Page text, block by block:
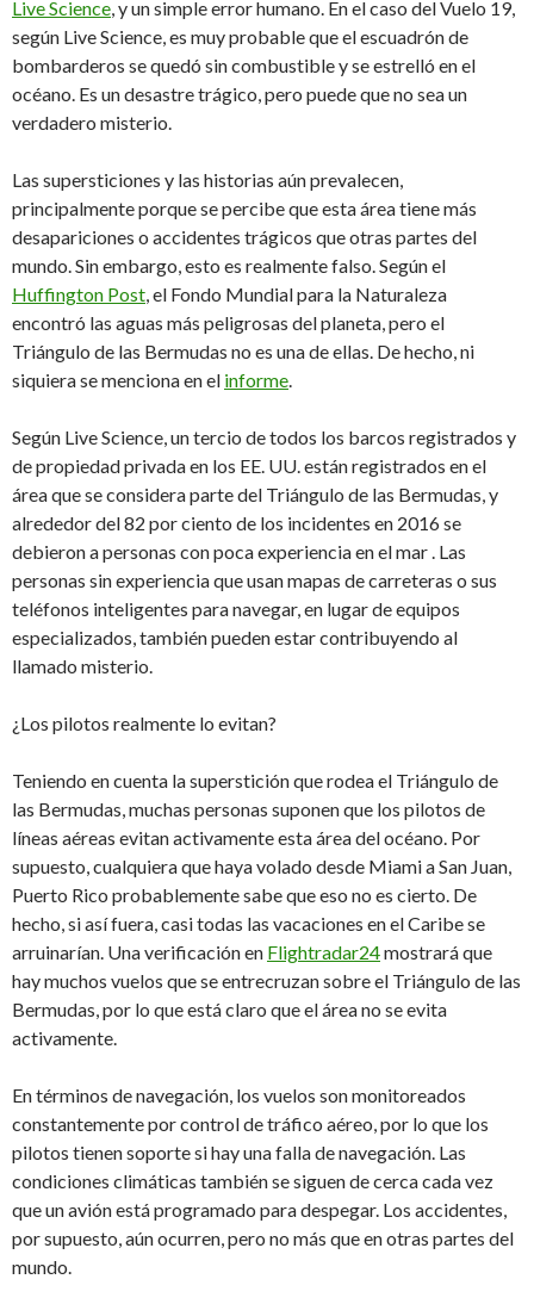
Live Science, y un simple error humano. En el caso del Vuelo 19,
según Live Science, es muy probable que el escuadrón de
bombarderos se quedó sin combustible y se estrelló en el
océano. Es un desastre trágico, pero puede que no sea un
verdadero misterio.
Las supersticiones y las historias aún prevalecen,
principalmente porque se percibe que esta área tiene más
desapariciones o accidentes trágicos que otras partes del
mundo. Sin embargo, esto es realmente falso. Según el
Huffington Post, el Fondo Mundial para la Naturaleza
encontró las aguas más peligrosas del planeta, pero el
Triángulo de las Bermudas no es una de ellas. De hecho, ni
siquiera se menciona en el informe.
Según Live Science, un tercio de todos los barcos registrados y
de propiedad privada en los EE. UU. están registrados en el
área que se considera parte del Triángulo de las Bermudas, y
alrededor del 82 por ciento de los incidentes en 2016 se
debieron a personas con poca experiencia en el mar . Las
personas sin experiencia que usan mapas de carreteras o sus
teléfonos inteligentes para navegar, en lugar de equipos
especializados, también pueden estar contribuyendo al
llamado misterio.
¿Los pilotos realmente lo evitan?
Teniendo en cuenta la superstición que rodea el Triángulo de
las Bermudas, muchas personas suponen que los pilotos de
líneas aéreas evitan activamente esta área del océano. Por
supuesto, cualquiera que haya volado desde Miami a San Juan,
Puerto Rico probablemente sabe que eso no es cierto. De
hecho, si así fuera, casi todas las vacaciones en el Caribe se
arruinarían. Una verificación en Flightradar24mostrará que
hay muchos vuelos que se entrecruzan sobre el Triángulo de las
Bermudas, por lo que está claro que el área no se evita
activamente.
En términos de navegación, los vuelos son monitoreados
constantemente por control de tráfico aéreo, por lo que los
pilotos tienen soporte si hay una falla de navegación. Las
condiciones climáticas también se siguen de cerca cada vez
que un avión está programado para despegar. Los accidentes,
por supuesto, aún ocurren, pero no más que en otras partes del
mundo.